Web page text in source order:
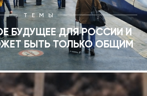
ТЕМЫ
БУДУЩЕЕ ДЛЯ РОССИИ И
БЫТЬ ТОЛЬКО ОБЩИМ